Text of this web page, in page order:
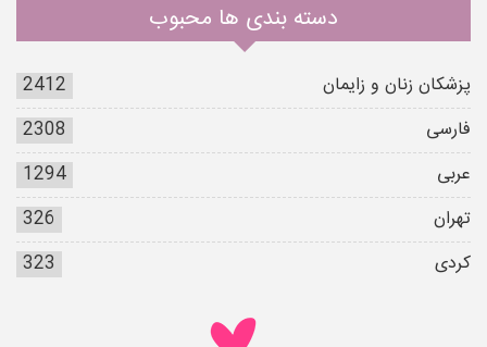
دسته بندی ها محبوب
پزشکان زنان و زایمان
2412
فارسی
2308
عربی
1294
تهران
326
کردی
323